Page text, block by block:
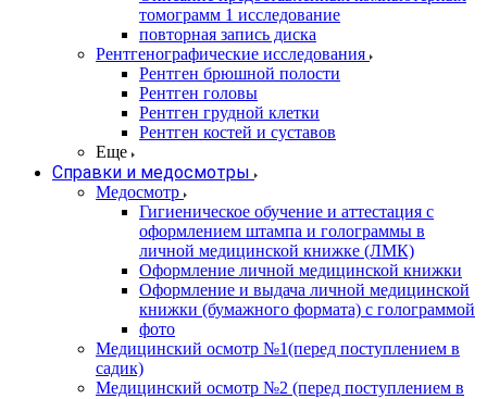
томограмм 1 исследование
повторная запись диска
Рентгенографические исследования
Рентген брюшной полости
Рентген головы
Рентген грудной клетки
Рентген костей и суставов
Еще
Справки и медосмотры
Медосмотр
Гигиеническое обучение и аттестация с
оформлением штампа и голограммы в
личной медицинской книжке (ЛМК)
Оформление личной медицинской книжки
Оформление и выдача личной медицинской
книжки (бумажного формата) с голограммой
фото
Медицинский осмотр №1(перед поступлением в
садик)
Медицинский осмотр №2 (перед поступлением в